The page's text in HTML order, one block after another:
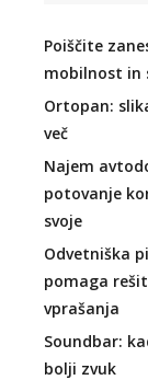
Poiščite
mobilnost in
Ortopan:
več
Najem
potovanje
svoje
Odvetniška
pomaga
vprašanja
Soundbar:
bolji zvuk